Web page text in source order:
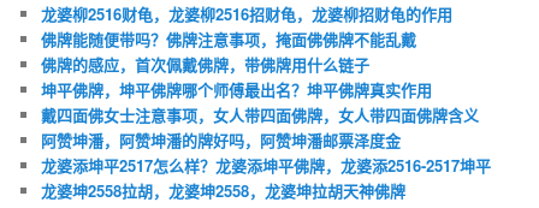
龙婆柳2516财龟，龙婆柳2516招财龟，龙婆柳招财龟的作用
佛牌能随便带吗？佛牌注意事项，掩面佛佛牌不能乱戴
佛牌的感应，首次佩戴佛牌，带佛牌用什么链子
坤平佛牌，坤平佛牌哪个师傅最出名？坤平佛牌真实作用
戴四面佛女士注意事项，女人带四面佛牌，女人带四面佛牌含义
阿赞坤潘，阿赞坤潘的牌好吗，阿赞坤潘邮票泽度金
龙婆添坤平2517怎么样？龙婆添坤平佛牌，龙婆添2516-2517坤平
龙婆坤2558拉胡，龙婆坤2558，龙婆坤拉胡天神佛牌